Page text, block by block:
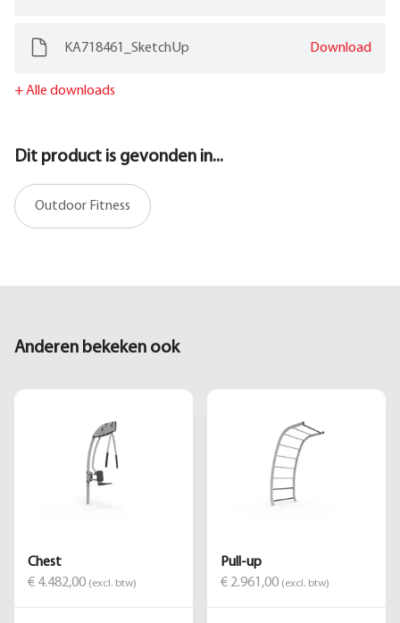
KA718461_SketchUp Download
+Alle downloads
Dit product is gevonden in...
Outdoor Fitness
Anderen bekeken ook
Chest
€ 4.482,00 (excl. btw)
Pull-up
€ 2.961,00 (excl. btw)